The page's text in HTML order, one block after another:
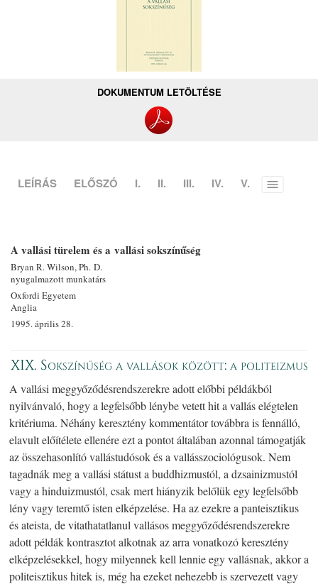
DOKUMENTUM LETÖLTÉSE
LEÍRÁS ELŐSZÓ I. II. III. IV. V. Toggle
A vallási türelem és a vallási sokszínűség
Bryan R. Wilson, Ph. D.
nyugalmazott munkatárs
Oxfordi Egyetem
Anglia
1995. április 28.
XIX. Sokszínűség a vallások között: a politeizmus
A vallási meggyőződésrendszerekre adott előbbi példákból
nyilvánvaló, hogy a legfelsőbb lénybe vetett hit a vallás elégtelen
kritériuma. Néhány keresztény kommentátor továbbra is fennálló,
elavult előítélete ellenére ezt a pontot általában azonnal támogatják
az összehasonlító vallástudósok és a vallásszociológusok. Nem
tagadnák meg a vallási státust a buddhizmustól, a dzsainizmustól
vagy a hinduizmustól, csak mert hiányzik belőlük egy legfelsőbb
lény vagy teremtő isten elképzelése. Ha az ezekre a panteisztikus
és ateista, de vitathatatlanul vallásos meggyőződésrendszerekre
adott példák kontrasztot alkotnak az arra vonatkozó keresztény
elképzelésekkel, hogy milyennek kell lennie egy vallásnak, akkor a
politeisztikus hitek is, még ha ezeket nehezebb is szervezett vagy